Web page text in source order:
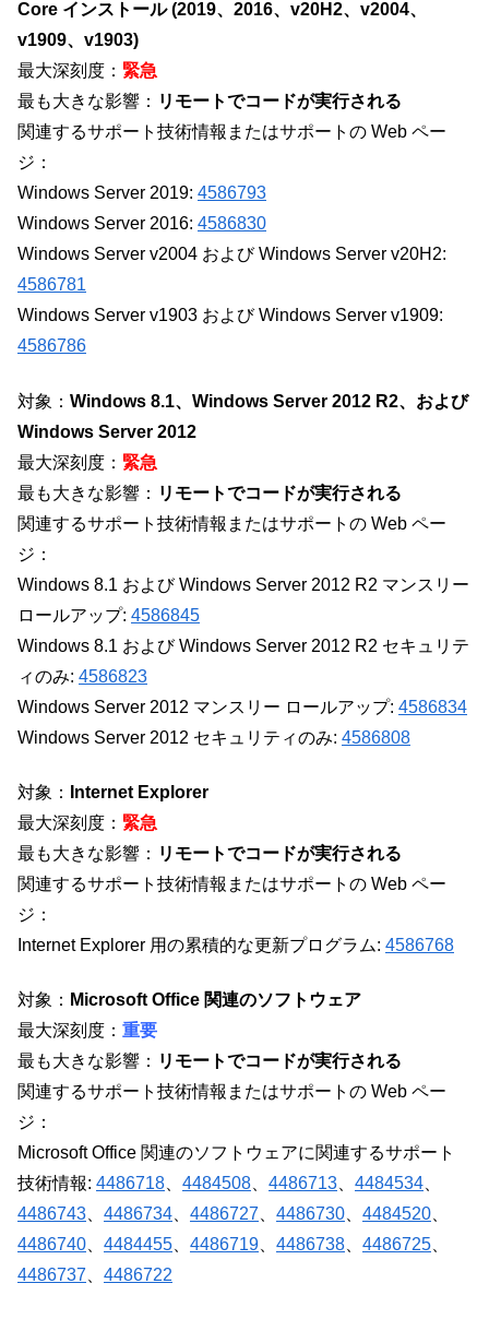
Core インストール (2019、2016、v20H2、v2004、
v1909、v1903)
最大深刻度： 緊急
最も大きな影響： リモートでコードが実行される
関連するサポート技術情報またはサポートの Web ペー
ジ：
Windows Server 2019: 4586793
Windows Server 2016: 4586830
Windows Server v2004 および Windows Server v20H2:
4586781
Windows Server v1903 および Windows Server v1909:
4586786
対象： Windows 8.1、Windows Server 2012 R2、および
Windows Server 2012
最大深刻度： 緊急
最も大きな影響： リモートでコードが実行される
関連するサポート技術情報またはサポートの Web ペー
ジ：
Windows 8.1 および Windows Server 2012 R2 マンスリー
ロールアップ: 4586845
Windows 8.1 および Windows Server 2012 R2 セキュリテ
ィのみ: 4586823
Windows Server 2012 マンスリー ロールアップ: 4586834
Windows Server 2012 セキュリティのみ: 4586808
対象：
Internet Explorer
最大深刻度： 緊急
最も大きな影響： リモートでコードが実行される
関連するサポート技術情報またはサポートの Web ペー
ジ：
Internet Explorer 用の累積的な更新プログラム: 4586768
対象： Microsoft Office 関連のソフトウェア
最大深刻度： 重要
最も大きな影響： リモートでコードが実行される
関連するサポート技術情報またはサポートの Web ペー
ジ：
Microsoft Office 関連のソフトウェアに関連するサポート
技術情報: 4486718 4484508 4486713 4484534
4486743
4486734 4486727 4486730 4484520
4486740
4484455 4486719 4486738 4486725
4486737
4486722